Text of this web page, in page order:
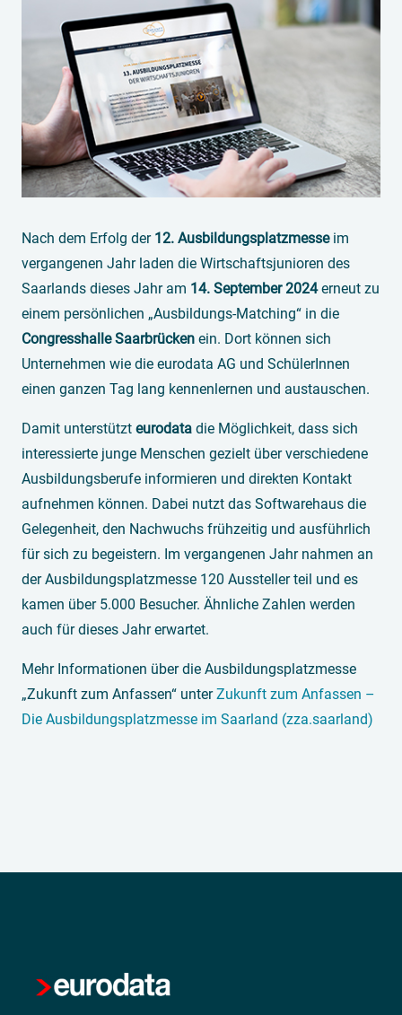
Nach dem Erfolg der 12. Ausbildungsplatzmesseim
vergangenen Jahr laden die Wirtschaftsjunioren des
Saarlands dieses Jahr am 14. September 2024erneut zu
einem persönlichen „Ausbildungs-Matching“ in die
Congresshalle Saarbrücken ein. Dort können sich
Unternehmen wie die eurodata AG und SchülerInnen
einen ganzen Tag lang kennenlernen und austauschen.
Damit unterstützt eurodata die Möglichkeit, dass sich
interessierte junge Menschen gezielt über verschiedene
Ausbildungsberufe informieren und direkten Kontakt
aufnehmen können. Dabei nutzt das Softwarehaus die
Gelegenheit, den Nachwuchs frühzeitig und ausführlich
für sich zu begeistern. Im vergangenen Jahr nahmen an
der Ausbildungsplatzmesse 120 Aussteller teil und es
kamen über 5.000 Besucher. Ähnliche Zahlen werden
auch für dieses Jahr erwartet.
Mehr Informationen über die Ausbildungsplatzmesse
„Zukunft zum Anfassen“ unterZukunft zum Anfassen –
Die Ausbildungsplatzmesse im Saarland (zza.saarland)